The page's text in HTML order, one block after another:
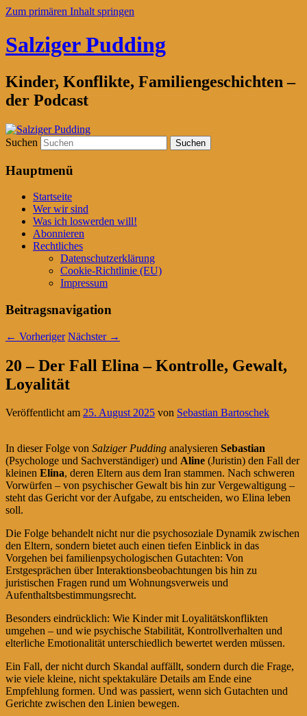
Zum primären Inhalt springen
Salziger Pudding
Kinder, Konflikte, Familiengeschichten –
der Podcast
Suchen
Hauptmenü
Startseite
Wer wir sind
Was ich loswerden will!
Abonnieren
Rechtliches
Datenschutzerklärung
Cookie-Richtlinie (EU)
Impressum
Beitragsnavigation
← Vorheriger Nächster →
20 – Der Fall Elina – Kontrolle, Gewalt,
Loyalität
Veröffentlicht am 25. August 2025 von Sebastian Bartoschek
In dieser Folge von Salziger Pudding analysieren Sebastian
(Psychologe und Sachverständiger) und Aline (Juristin) den Fall der
kleinen Elina, deren Eltern aus dem Iran stammen. Nach schweren
Vorwürfen – von psychischer Gewalt bis hin zur Vergewaltigung –
steht das Gericht vor der Aufgabe, zu entscheiden, wo Elina leben
soll.
Die Folge behandelt nicht nur die psychosoziale Dynamik zwischen
den Eltern, sondern bietet auch einen tiefen Einblick in das
Vorgehen bei familienpsychologischen Gutachten: Von
Erstgesprächen über Interaktionsbeobachtungen bis hin zu
juristischen Fragen rund um Wohnungsverweis und
Aufenthaltsbestimmungsrecht.
Besonders eindrücklich: Wie Kinder mit Loyalitätskonflikten
umgehen – und wie psychische Stabilität, Kontrollverhalten und
elterliche Emotionalität unterschiedlich bewertet werden müssen.
Ein Fall, der nicht durch Skandal auffällt, sondern durch die Frage,
wie viele kleine, nicht spektakuläre Details am Ende eine
Empfehlung formen. Und was passiert, wenn sich Gutachten und
Gerichte zwischen den Linien bewegen.